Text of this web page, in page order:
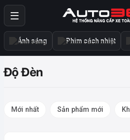
Ánh sáng Phim cách nhiệt
Độ Đèn
Mới nhất Sản phẩm mới